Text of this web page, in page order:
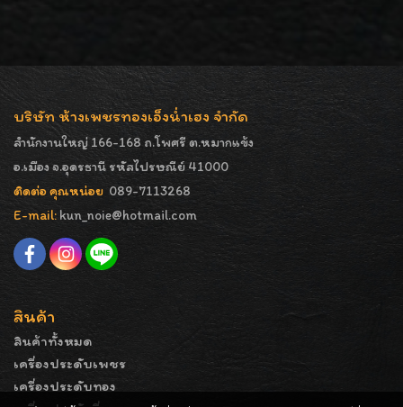
บริษัท ห้างเพชรทองเอ็งน่ำเฮง จำกัด
สำนักงานใหญ่ 166-168 ถ.โพศรี ต.หมากแข้ง
อ.เมือง จ.อุดรธานี รหัสไปรษณีย์ 41000
ติดต่อ คุณหน่อย 089-7113268
E-mail: kun_noie@hotmail.com
สินค้า
สินค้าทั้งหมด
เครื่องประดับเพชร
เครื่องประดับทอง